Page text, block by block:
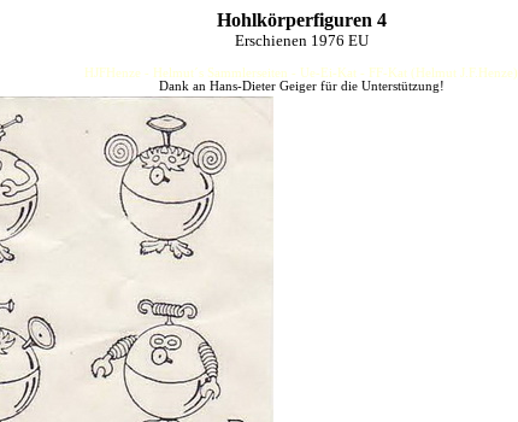
Hohlkörperfiguren 4
Erschienen 1976 EU
HJFHenze - Helmut´s Sammlerseiten - Ue-Ei-Kat - FF-Kat (Helmut J.F.Henze)
Dank an Hans-Dieter Geiger für die Unterstützung!